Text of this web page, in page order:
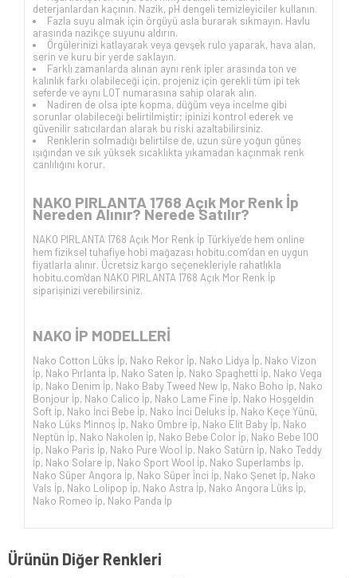
deterjanlardan kaçının. Nazik, pH dengeli temizleyiciler kullanın.
Fazla suyu almak için örgüyü asla burarak sıkmayın. Havlu
arasında nazikçe suyunu aldırın.
Örgülerinizi katlayarak veya gevşek rulo yaparak, hava alan,
serin ve kuru bir yerde saklayın.
Farklı zamanlarda alınan aynı renk ipler arasında ton ve
kalınlık farkı olabileceği için, projeniz için gerekli tüm ipi tek
seferde ve aynı LOT numarasına sahip olarak alın.
Nadiren de olsa ipte kopma, düğüm veya incelme gibi
sorunlar olabileceği belirtilmiştir; ipinizi kontrol ederek ve
güvenilir satıcılardan alarak bu riski azaltabilirsiniz.
Renklerin solmadığı belirtilse de, uzun süre yoğun güneş
ışığından ve sık yüksek sıcaklıkta yıkamadan kaçınmak renk
canlılığını korur.
NAKO PIRLANTA 1768 Açık Mor Renk İp
Nereden Alınır? Nerede Satılır?
NAKO PIRLANTA 1768 Açık Mor Renk İp Türkiye’de hem online
hem fiziksel tuhafiye hobi mağazası hobitu.com’dan en uygun
fiyatlarla alınır. Ücretsiz kargo seçenekleriyle rahatlıkla
hobitu.com'dan NAKO PIRLANTA 1768 Açık Mor Renk İp
siparişinizi verebilirsiniz.
NAKO İP MODELLERİ
Nako Cotton Lüks İp, Nako Rekor İp, Nako Lidya İp, Nako Vizon
İp, Nako Pırlanta İp, Nako Saten İp, Nako Spaghetti İp, Nako Vega
İp, Nako Denim İp, Nako Baby Tweed New İp, Nako Boho İp, Nako
Bonjour İp, Nako Calico İp, Nako Lame Fine İp, Nako Hoşgeldin
Soft İp, Nako İnci Bebe İp, Nako İnci Deluks İp, Nako Keçe Yünü,
Nako Lüks Minnoş İp, Nako Ombre İp, Nako Elit Baby İp, Nako
Neptün İp, Nako Nakolen İp, Nako Bebe Color İp, Nako Bebe 100
İp, Nako Paris İp, Nako Pure Wool İp, Nako Satürn İp, Nako Teddy
İp, Nako Solare İp, Nako Sport Wool İp, Nako Superlambs İp,
Nako Süper Angora İp, Nako Süper İnci İp, Nako Şenet İp, Nako
Vals İp, Nako Lolipop İp, Nako Astra İp, Nako Angora Lüks İp,
Nako Romeo İp, Nako Panda İp
Ürünün Diğer Renkleri